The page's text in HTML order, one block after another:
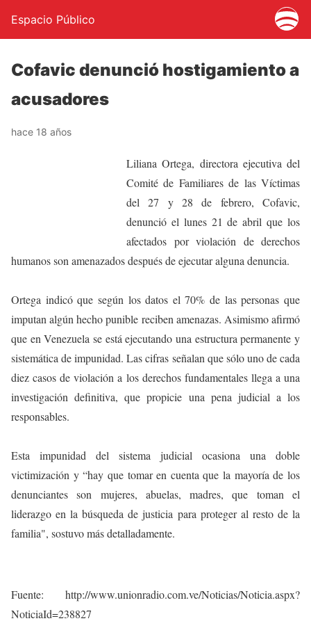
Espacio Público
Cofavic denunció hostigamiento a
acusadores
hace 18 años
Liliana Ortega, directora ejecutiva del
Comité de Familiares de las Víctimas
del 27 y 28 de febrero, Cofavic,
denunció el lunes 21 de abril que los
afectados por violación de derechos
humanos son amenazados después de ejecutar alguna denuncia.
Ortega indicó que según los datos el 70% de las personas que
imputan algún hecho punible reciben amenazas. Asimismo afirmó
que en Venezuela se está ejecutando una estructura permanente y
sistemática de impunidad. Las cifras señalan que sólo uno de cada
diez casos de violación a los derechos fundamentales llega a una
investigación definitiva, que propicie una pena judicial a los
responsables.
Esta impunidad del sistema judicial ocasiona una doble
victimización y “hay que tomar en cuenta que la mayoría de los
denunciantes son mujeres, abuelas, madres, que toman el
liderazgo en la búsqueda de justicia para proteger al resto de la
familia", sostuvo más detalladamente.
Fuente: http://www.unionradio.com.ve/Noticias/Noticia.aspx?
NoticiaId=238827